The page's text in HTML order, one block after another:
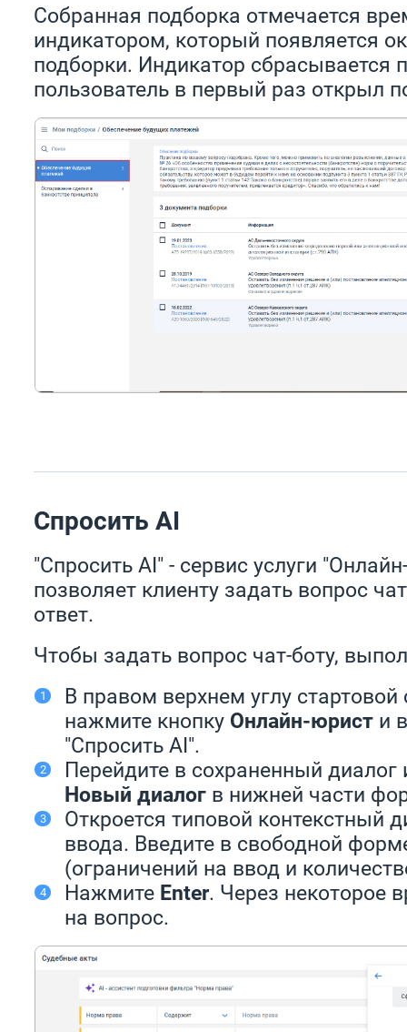
Собранная подборка отмечается
индикатором, который появляется
подборки. Индикатор сбрасывается
пользователь в первый раз открыл
Спросить AI
"Спросить AI" - сервис услуги
позволяет клиенту задать вопрос
ответ.
Чтобы задать вопрос чат-боту,
В правом верхнем углу
нажмите кнопку Онлайн-юрист и
"Спросить AI".
Перейдите в сохраненный
Новый диалог в нижней части
Откроется типовой контекстный
ввода. Введите в свободной
(ограничений на ввод и
Нажмите Enter. Через некоторое
на вопрос.